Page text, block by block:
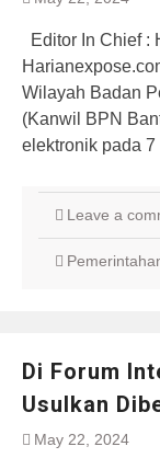
Editor In Chief :
Wilayah Badan
(Kanwil BPN
elektronik pada
Leave a
Di Forum
Usulkan
May 22, 2024